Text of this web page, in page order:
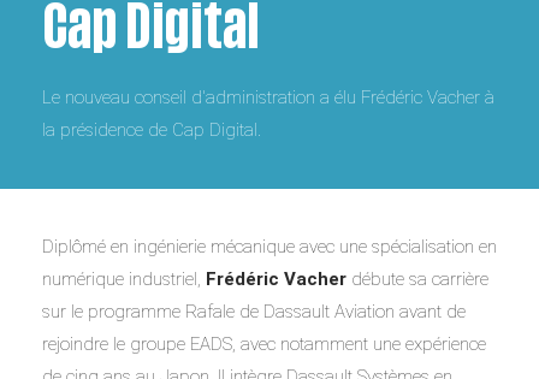
Cap Digital
Le nouveau conseil d'administration a élu Frédéric Vacher à
la présidence de Cap Digital.
Diplômé en ingénierie mécanique avec une spécialisation en
numérique industriel, Frédéric Vacher débute sa carrière
sur le programme Rafale de Dassault Aviation avant de
rejoindre le groupe EADS, avec notamment une expérience